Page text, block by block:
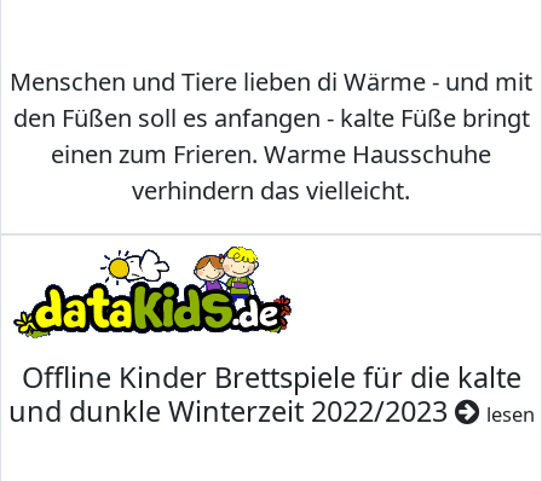
Menschen und Tiere lieben di Wärme - und mit
den Füßen soll es anfangen - kalte Füße bringt
einen zum Frieren. Warme Hausschuhe
verhindern das vielleicht.
Offline Kinder Brettspiele für die kalte
und dunkle Winterzeit 2022/2023
lesen